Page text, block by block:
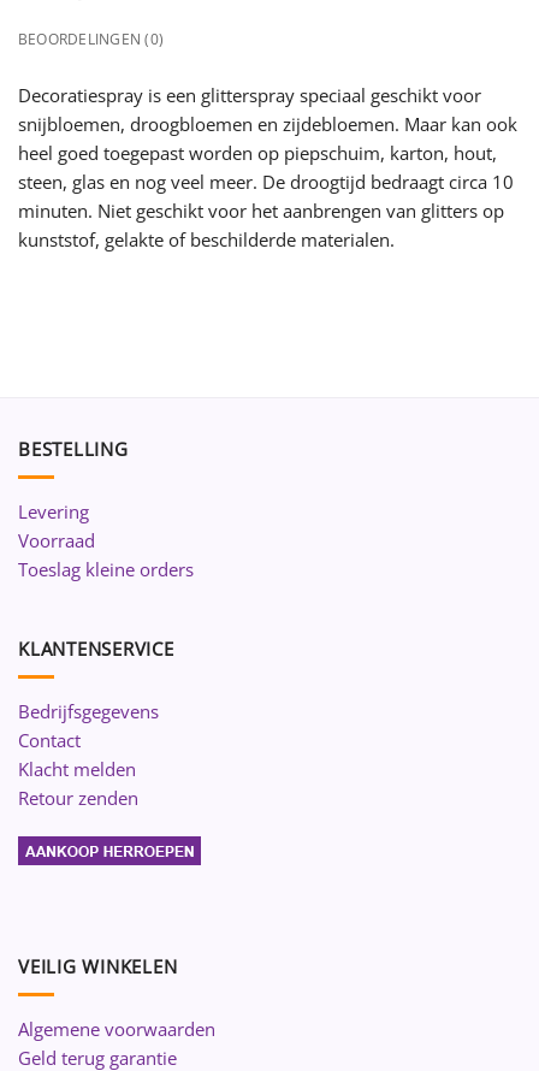
BEOORDELINGEN (0)
Decoratiespray is een glitterspray speciaal geschikt voor
snijbloemen, droogbloemen en zijdebloemen. Maar kan ook
heel goed toegepast worden op piepschuim, karton, hout,
steen, glas en nog veel meer. De droogtijd bedraagt circa 10
minuten. Niet geschikt voor het aanbrengen van glitters op
kunststof, gelakte of beschilderde materialen.
BESTELLING
Levering
Voorraad
Toeslag kleine orders
KLANTENSERVICE
Bedrijfsgegevens
Contact
Klacht melden
Retour zenden
VEILIG WINKELEN
Algemene voorwaarden
Geld terug garantie